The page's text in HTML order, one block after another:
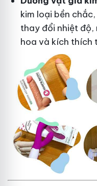
kim loại bền
thay đổi nhiệt độ,
hoa và kích thích